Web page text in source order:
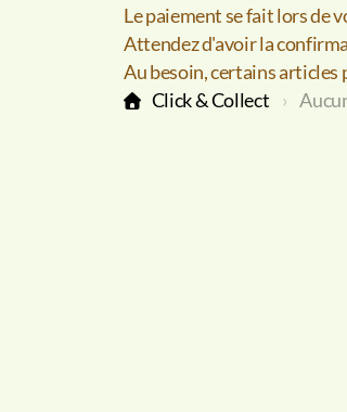
Le paiement se fait lors de
Attendez d'avoir la
Au besoin, certains articles
Click & Collect